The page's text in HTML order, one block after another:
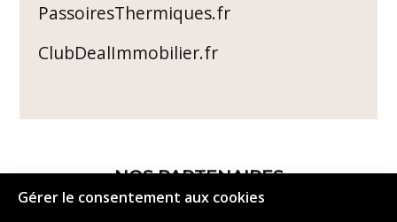
Gérer le consentement aux cookies
PassoiresThermiques.fr
ClubDealImmobilier.fr
NOS PARTENAIRES